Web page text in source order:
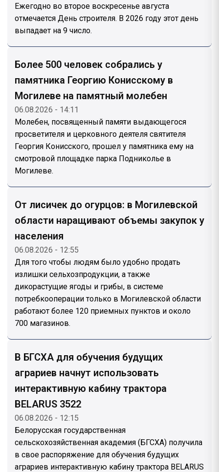
Ежегодно во второе воскресенье августа
отмечается День строителя. В 2026 году этот день
выпадает на 9 число.
Более 500 человек собрались у
памятника Георгию Конисскому в
Могилеве на памятный молебен
06.08.2026 - 14:11
Молебен, посвященный памяти выдающегося
просветителя и церковного деятеля святителя
Георгия Конисского, прошел у памятника ему на
смотровой площадке парка Подниколье в
Могилеве.
От лисичек до огурцов: в Могилевской
области наращивают объемы закупок у
населения
06.08.2026 - 12:55
Для того чтобы людям было удобно продать
излишки сельхозпродукции, а также
дикорастущие ягоды и грибы, в системе
потребкооперации только в Могилевской области
работают более 120 приемных пунктов и около
700 магазинов.
В БГСХА для обучения будущих
аграриев начнут использовать
интерактивную кабину трактора
BELARUS 3522
06.08.2026 - 12:15
Белорусская государственная
сельскохозяйственная академия (БГСХА) получила
в свое распоряжение для обучения будущих
аграриев интерактивную кабину трактора BELARUS